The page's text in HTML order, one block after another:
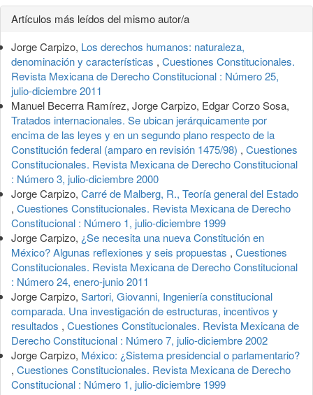
Detalles
del
artículo
Artículos más leídos del mismo autor/a
Jorge Carpizo, Los derechos humanos: naturaleza,
denominación y características , Cuestiones Constitucionales.
Revista Mexicana de Derecho Constitucional : Número 25,
julio-diciembre 2011
Manuel Becerra Ramírez, Jorge Carpizo, Edgar Corzo Sosa,
Tratados internacionales. Se ubican jerárquicamente por
encima de las leyes y en un segundo plano respecto de la
Constitución federal (amparo en revisión 1475/98) , Cuestiones
Constitucionales. Revista Mexicana de Derecho Constitucional
: Número 3, julio-diciembre 2000
Jorge Carpizo, Carré de Malberg, R., Teoría general del Estado
, Cuestiones Constitucionales. Revista Mexicana de Derecho
Constitucional : Número 1, julio-diciembre 1999
Jorge Carpizo, ¿Se necesita una nueva Constitución en
México? Algunas reflexiones y seis propuestas , Cuestiones
Constitucionales. Revista Mexicana de Derecho Constitucional
: Número 24, enero-junio 2011
Jorge Carpizo, Sartori, Giovanni, Ingeniería constitucional
comparada. Una investigación de estructuras, incentivos y
resultados , Cuestiones Constitucionales. Revista Mexicana de
Derecho Constitucional : Número 7, julio-diciembre 2002
Jorge Carpizo, México: ¿Sistema presidencial o parlamentario?
, Cuestiones Constitucionales. Revista Mexicana de Derecho
Constitucional : Número 1, julio-diciembre 1999